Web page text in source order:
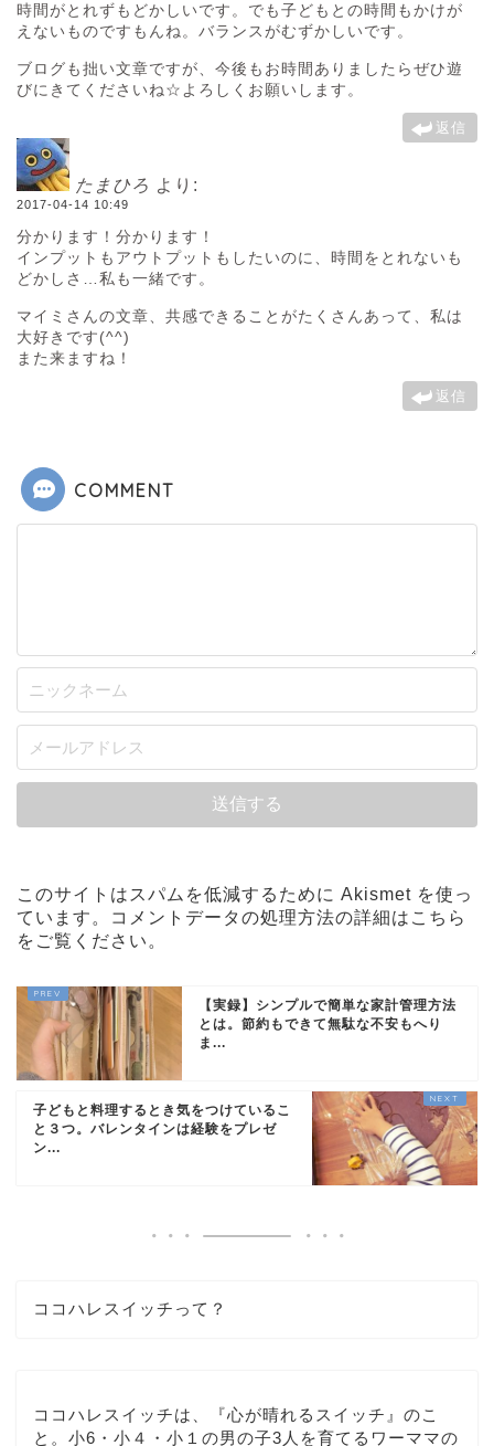
時間がとれずもどかしいです。でも子どもとの時間もかけが
えないものですもんね。バランスがむずかしいです。
ブログも拙い文章ですが、今後もお時間ありましたらぜひ遊
びにきてくださいね☆よろしくお願いします。
返信
たまひろ より:
2017-04-14 10:49
分かります！分かります！
インプットもアウトプットもしたいのに、時間をとれないも
どかしさ…私も一緒です。
マイミさんの文章、共感できることがたくさんあって、私は
大好きです(^^)
また来ますね！
返信
COMMENT
このサイトはスパムを低減するために Akismet を使っ
ています。
コメントデータの処理方法の詳細はこちら
をご覧ください 。
【実録】シンプルで簡単な家計管理方法
とは。節約もできて無駄な不安もへり
ま...
子どもと料理するとき気をつけているこ
と３つ。バレンタインは経験をプレゼ
ン...
ココハレスイッチって？
ココハレスイッチは、『心が晴れるスイッチ』のこ
と。小6・小４・小１の男の子3人を育てるワーママの